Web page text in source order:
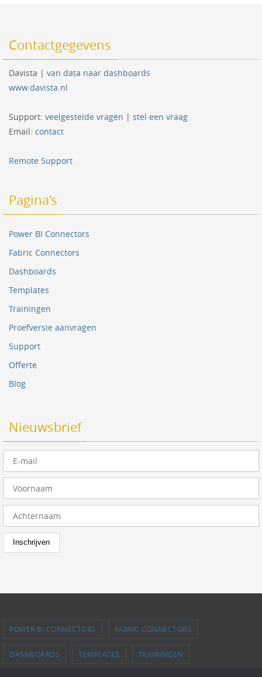
Contactgegevens
Davista | van data naar dashboards
www.davista.nl
Support: veelgestelde vragen | stel een vraag
Email: contact
Remote Support
Pagina’s
Power BI Connectors
Fabric Connectors
Dashboards
Templates
Trainingen
Proefversie aanvragen
Support
Offerte
Blog
Nieuwsbrief
POWER BI CONNECTORS FABRIC CONNECTORS
DASHBOARDS TEMPLATES TRAININGEN